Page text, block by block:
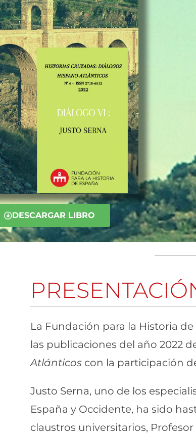
DESCARGAR LIBRO
La Fundación para la Historia
las publicaciones del año 2022
Atlánticos con la participación
Justo Serna, uno de los
España y Occidente, ha sido
claustros universitarios,